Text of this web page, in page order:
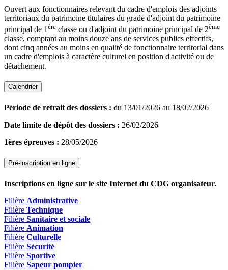
Ouvert aux fonctionnaires relevant du cadre d'emplois des adjoints
territoriaux du patrimoine titulaires du grade d'adjoint du patrimoine
principal de 1 ère classe ou d'adjoint du patrimoine principal de 2ème
classe, comptant au moins douze ans de services publics effectifs,
dont cinq années au moins en qualité de fonctionnaire territorial dans
un cadre d'emplois à caractère culturel en position d'activité ou de
détachement.
Calendrier
Période de retrait des dossiers : du 13/01/2026 au 18/02/2026
Date limite de dépôt des dossiers : 26/02/2026
1ères épreuves : 28/05/2026
Pré-inscription en ligne
Inscriptions en ligne sur le site Internet du CDG organisateur.
Filière Administrative
Filière Technique
Filière Sanitaire et sociale
Filière Animation
Filière Culturelle
Filière Sécurité
Filière Sportive
Filière Sapeur pompier